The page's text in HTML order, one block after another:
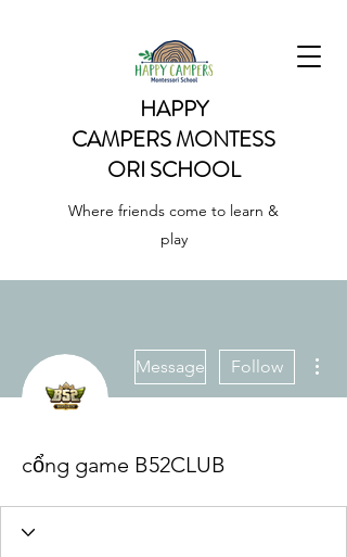
HAPPY
CAMPERSMONTESS
ORI SCHOOL
Where friends come to learn &
play
Message Follow
cổng game B52CLUB